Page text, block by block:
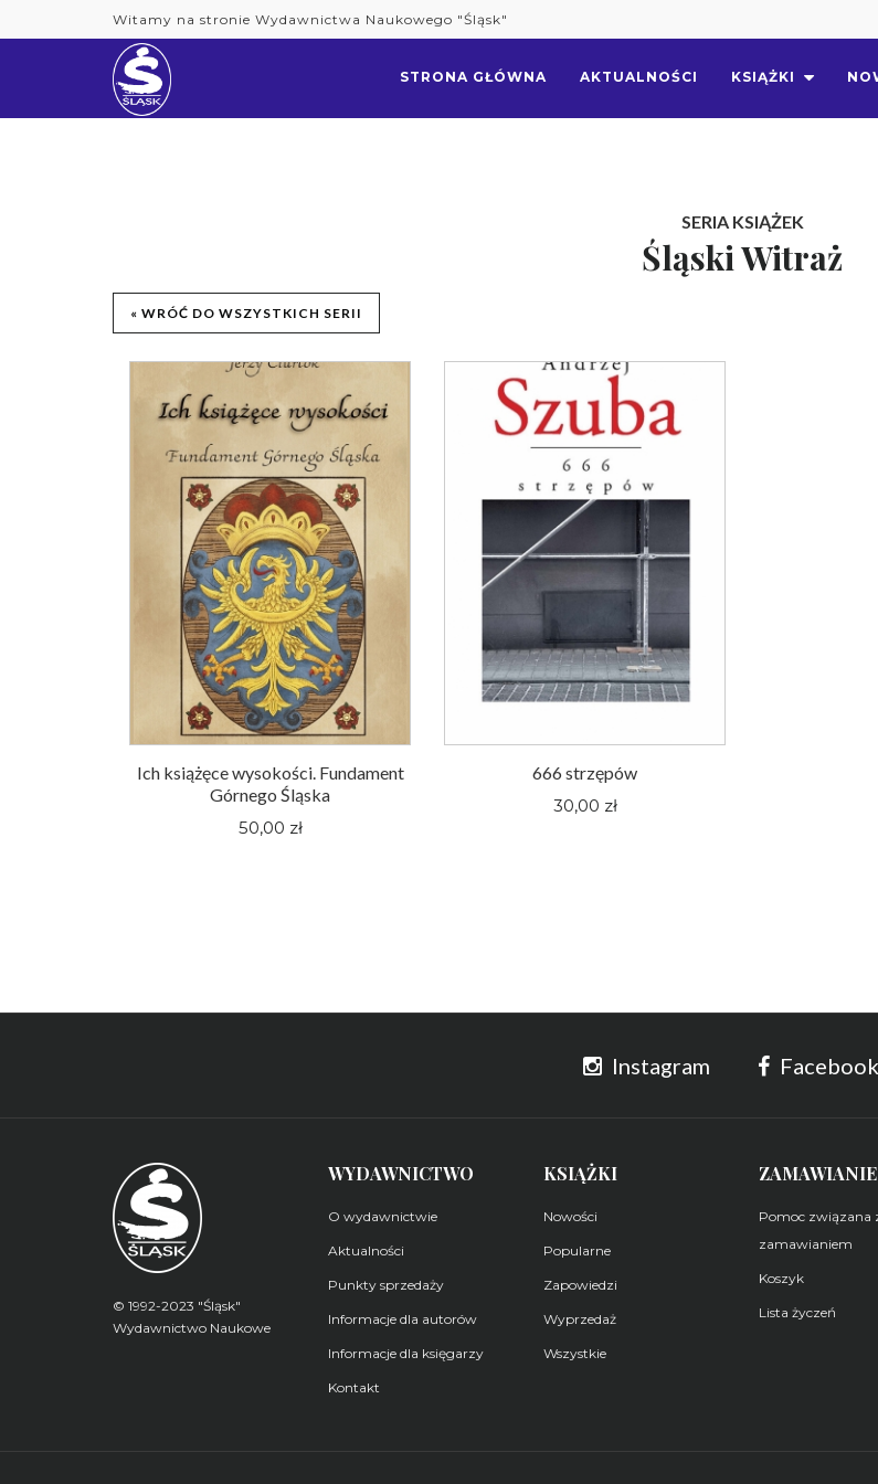
to
Witamy na stronie Wydawnictwa Naukowego "Śląsk"
STRONA GŁÓWNA AKTUALNOŚCI KSIĄŻKI
SERIA KSIĄŻEK
Śląski Witraż
« WRÓĆ DO WSZYSTKICH SERII
Ich książęce wysokości. Fundament
Górnego Śląska
50,00 zł
666 strzępów
30,00 zł
Instagram Facebook
© 1992-2023 "Śląsk"
Wydawnictwo Naukowe
WYDAWNICTWO
O wydawnictwie
Aktualności
Punkty sprzedaży
Informacje dla autorów
Informacje dla księgarzy
Kontakt
KSIĄŻKI
Nowości
Popularne
Zapowiedzi
Wyprzedaż
Wszystkie
ZAMAWIANIE
Pomoc związana
zamawianiem
Koszyk
Lista życzeń